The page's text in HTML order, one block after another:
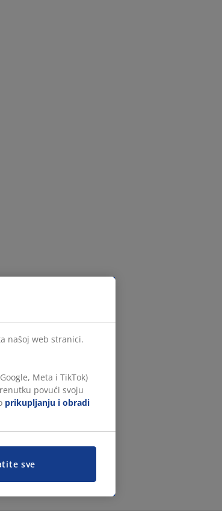
našoj web stranici.
Meta i TikTok)
povući svoju
prikupljanju i obradi
sve